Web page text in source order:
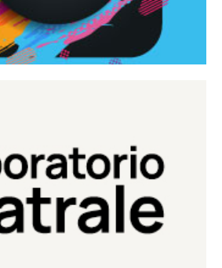
Teatrale
del Teatro Eduardo de Filippo
Continua